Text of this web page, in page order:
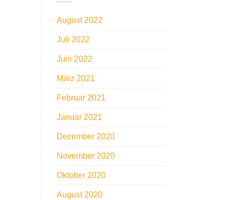
August 2022
Juli 2022
Juni 2022
März 2021
Februar 2021
Januar 2021
Dezember 2020
November 2020
Oktober 2020
August 2020